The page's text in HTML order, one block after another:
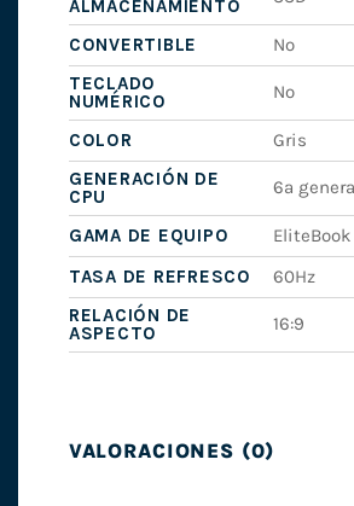
ALMACENAMIENTO
CONVERTIBLE
No
TECLADO
NUMÉRICO
No
COLOR
Gris
GENERACIÓN DE
CPU
6ª
GAMA DE EQUIPO
EliteBook
TASA DE REFRESCO
60Hz
RELACIÓN DE
ASPECTO
16:9
VALORACIONES (0)